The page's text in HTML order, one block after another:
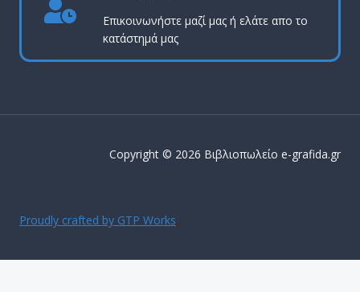
Επικοινωνήστε μαζί μας ή ελάτε απο το
κατάστημά μας
Copyright © 2026 Βιβλιοπωλείο e-grafida.gr
Proudly crafted by GTP Works